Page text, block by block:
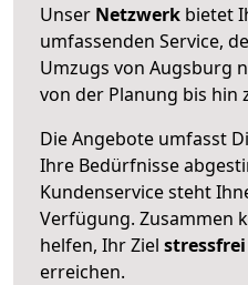
Unser Netzwerk bietet
umfassenden Service,
Umzugs von Augsburg
von der Planung bis hin
Die Angebote umfasst
Ihre Bedürfnisse
Kundenservice steht
Verfügung. Zusammen
helfen, Ihr Ziel
erreichen.